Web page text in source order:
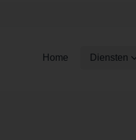
Home Diensten